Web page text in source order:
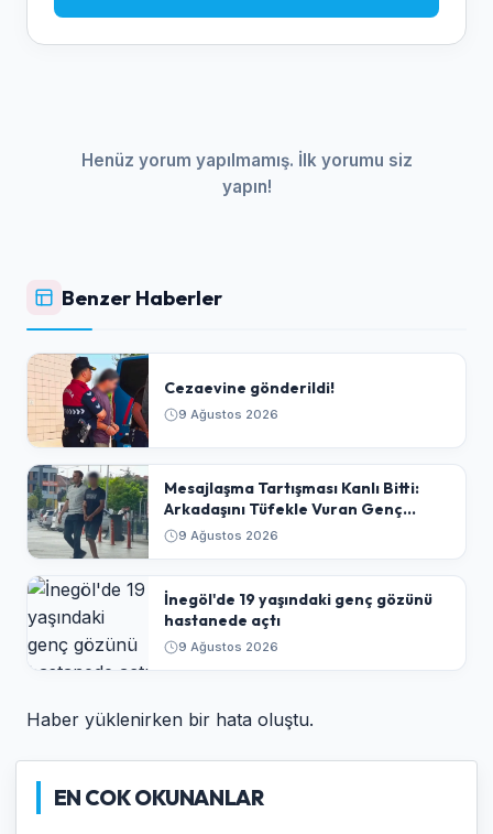
Henüz yorum yapılmamış. İlk yorumu siz
yapın!
Benzer Haberler
Cezaevine gönderildi!
9 Ağustos 2026
​Mesajlaşma Tartışması Kanlı Bitti:
Arkadaşını Tüfekle Vuran Genç
Tutuklandı
9 Ağustos 2026
İnegöl'de 19 yaşındaki genç gözünü
hastanede açtı
9 Ağustos 2026
Haber yüklenirken bir hata oluştu.
EN COK OKUNANLAR